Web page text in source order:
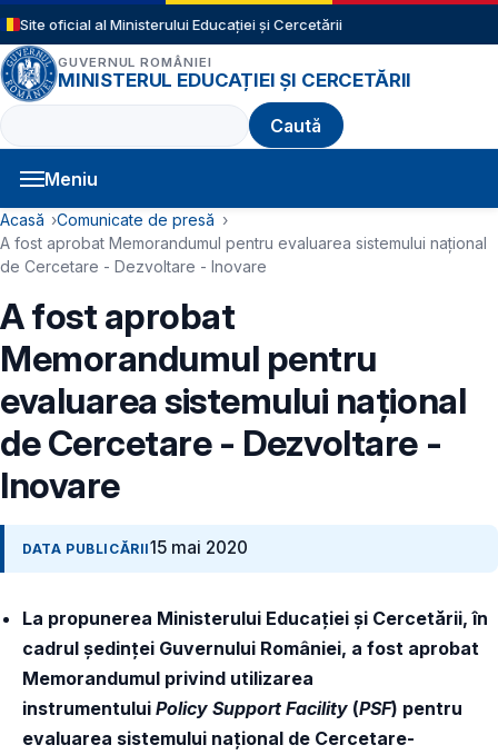
Sari la conținutul principal
Site oficial al Ministerului Educației și Cercetării
GUVERNUL ROMÂNIEI
MINISTERUL EDUCAȚIEI ȘI CERCETĂRII
Caută
Meniu
Navigație principală
Cale de navigare
Acasă
Comunicate de presă
A fost aprobat Memorandumul pentru evaluarea sistemului național
de Cercetare - Dezvoltare - Inovare
A fost aprobat
Memorandumul pentru
evaluarea sistemului național
de Cercetare - Dezvoltare -
Inovare
DATA PUBLICĂRII15 mai 2020
La propunerea Ministerului Educației și Cercetării, în
cadrul ședinței Guvernului României, a fost aprobat
Memorandumul privind utilizarea
instrumentului Policy Support Facility (PSF) pentru
evaluarea sistemului național de Cercetare-